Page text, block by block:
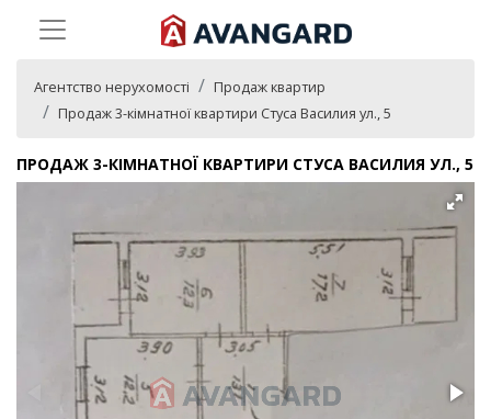
Агентство нерухомості
Продаж квартир
Продаж 3-кімнатної квартири Стуса Василия ул., 5
ПРОДАЖ 3-КІМНАТНОЇ КВАРТИРИ СТУСА ВАСИЛИЯ УЛ., 5